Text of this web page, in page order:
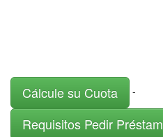
Cálcule su Cuota -
Requisitos Pedir